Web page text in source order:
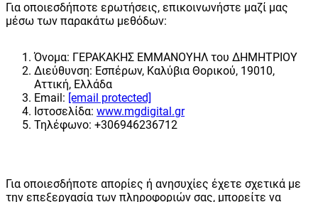
Για οποιεσδήποτε ερωτήσεις, επικοινωνήστε μαζί μας
μέσω των παρακάτω μεθόδων:
Όνομα: ΓΕΡΑΚΑΚΗΣ ΕΜΜΑΝΟΥΗΛ του ΔΗΜΗΤΡΙΟΥ
Διεύθυνση: Εσπέρων, Καλύβια Θορικού, 19010,
Αττική, Ελλάδα
Email: [email protected]
Ιστοσελίδα: www.mgdigital.gr
Τηλέφωνο: +306946236712
Για οποιεσδήποτε απορίες ή ανησυχίες έχετε σχετικά με
την επεξεργασία των πληροφοριών σας, μπορείτε να